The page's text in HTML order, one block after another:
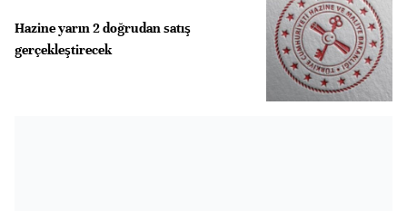
Hazine yarın 2 doğrudan satış
gerçekleştirecek